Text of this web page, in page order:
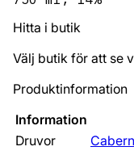
Hitta i butik
Välj butik för att se
Produktinformation
Information
Druvor